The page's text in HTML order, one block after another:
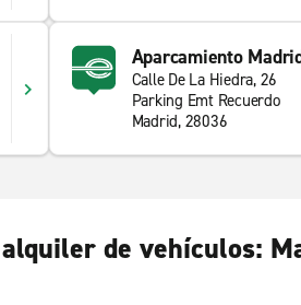
Aparcamiento
Calle De La Hiedra, 26
Parking Emt Recuerdo
Madrid, 28036
de vehículos: